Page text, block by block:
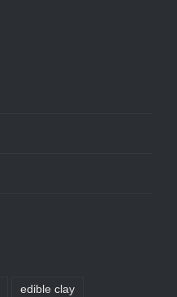
edible clay